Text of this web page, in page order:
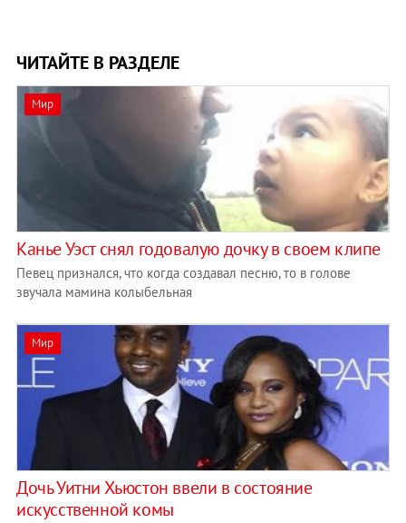
ЧИТАЙТЕ В РАЗДЕЛЕ
Мир
Канье Уэст снял годовалую дочку в своем клипе
Певец признался, что когда создавал песню, то в голове
звучала мамина колыбельная
Мир
Дочь Уитни Хьюстон ввели в состояние
искусственной комы